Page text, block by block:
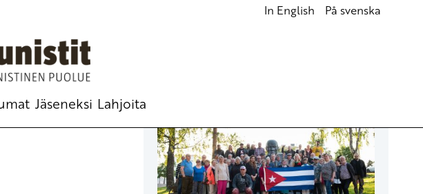
In English På svenska
Jäseneksi Lahjoita